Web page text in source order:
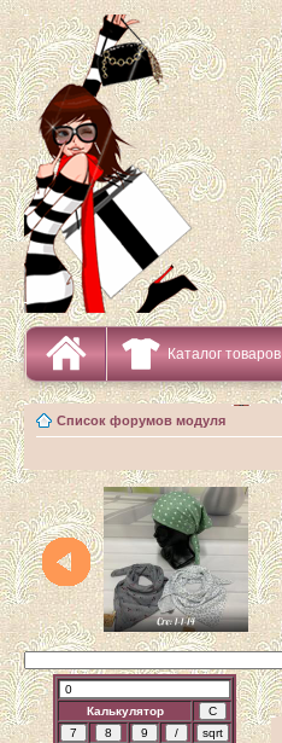
Каталог товаров
Список форумов модуля
Калькулятор